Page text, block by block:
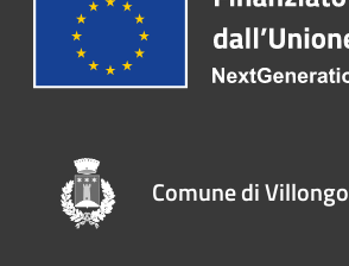
Comune di Villongo